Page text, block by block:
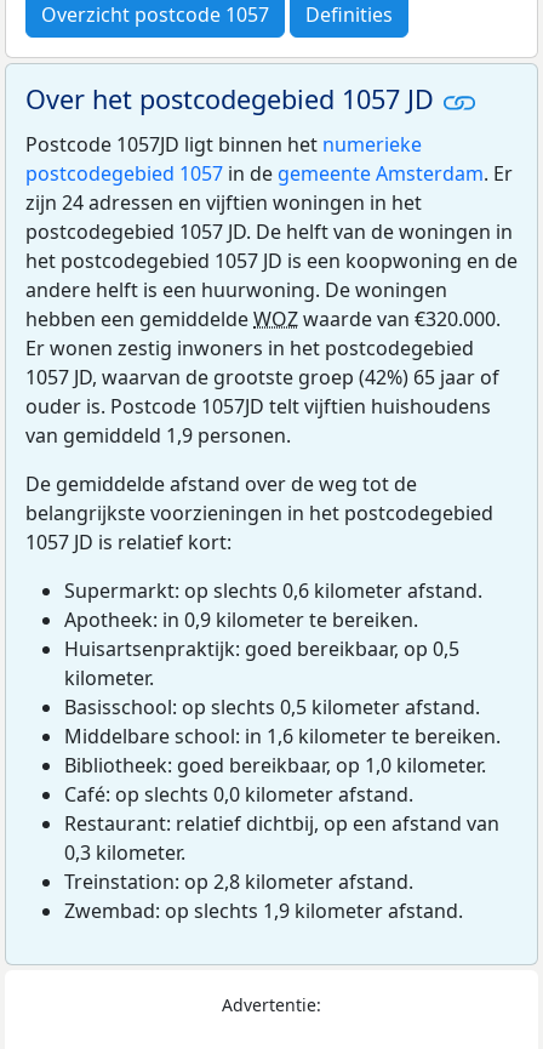
Overzicht postcode 1057 Definities
Over het postcodegebied 1057 JD
Postcode 1057JD ligt binnen het numerieke
postcodegebied 1057 in de gemeente Amsterdam. Er
zijn 24 adressen en vijftien woningen in het
postcodegebied 1057 JD. De helft van de woningen in
het postcodegebied 1057 JD is een koopwoning en de
andere helft is een huurwoning. De woningen
hebben een gemiddeldeWOZwaarde van €320.000.
Er wonen zestig inwoners in het postcodegebied
1057 JD, waarvan de grootste groep (42%) 65 jaar of
ouder is. Postcode 1057JD telt vijftien huishoudens
van gemiddeld 1,9 personen.
De gemiddelde afstand over de weg tot de
belangrijkste voorzieningen in het postcodegebied
1057 JD is relatief kort:
Supermarkt: op slechts 0,6 kilometer afstand.
Apotheek: in 0,9 kilometer te bereiken.
Huisartsenpraktijk: goed bereikbaar, op 0,5
kilometer.
Basisschool: op slechts 0,5 kilometer afstand.
Middelbare school: in 1,6 kilometer te bereiken.
Bibliotheek: goed bereikbaar, op 1,0 kilometer.
Café: op slechts 0,0 kilometer afstand.
Restaurant: relatief dichtbij, op een afstand van
0,3 kilometer.
Treinstation: op 2,8 kilometer afstand.
Zwembad: op slechts 1,9 kilometer afstand.
Advertentie: